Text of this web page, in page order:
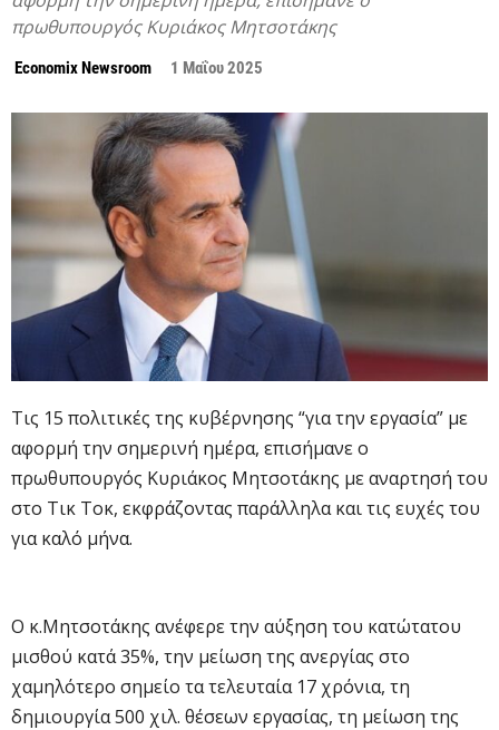
πρωθυπουργός Κυριάκος Μητσοτάκης
Economix Newsroom 1 Μαΐου 2025
Τις 15 πολιτικές της κυβέρνησης “για την εργασία” με
αφορμή την σημερινή ημέρα, επισήμανε ο
πρωθυπουργός Κυριάκος Μητσοτάκης με αναρτησή του
στο Τικ Τοκ, εκφράζοντας παράλληλα και τις ευχές του
για καλό μήνα.
Ο κ.Μητσοτάκης ανέφερε την αύξηση του κατώτατου
μισθού κατά 35%, την μείωση της ανεργίας στο
χαμηλότερο σημείο τα τελευταία 17 χρόνια, τη
δημιουργία 500 χιλ. θέσεων εργασίας, τη μείωση της